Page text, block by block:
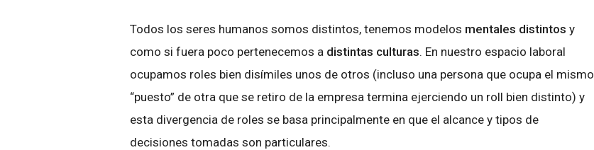
Todos los seres humanos somos distintos, tenemos modelos mentales distintos y
como si fuera poco pertenecemos a distintas culturas. En nuestro espacio laboral
ocupamos roles bien disímiles unos de otros (incluso una persona que ocupa el mismo
“puesto” de otra que se retiro de la empresa termina ejerciendo un roll bien distinto) y
esta divergencia de roles se basa principalmente en que el alcance y tipos de
decisiones tomadas son particulares.